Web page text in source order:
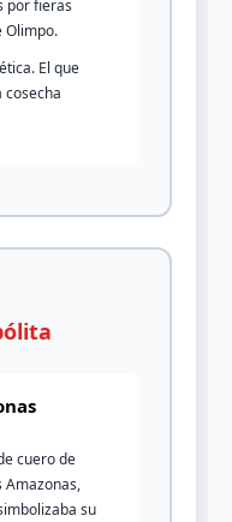
por fieras
Olimpo.
El que
cosecha
cuero de
Amazonas,
su